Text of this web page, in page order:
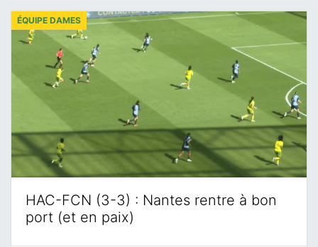
HAC-FCN (3-3) : Nantes rentre à bon
port (et en paix)
ÉQUIPE DAMES